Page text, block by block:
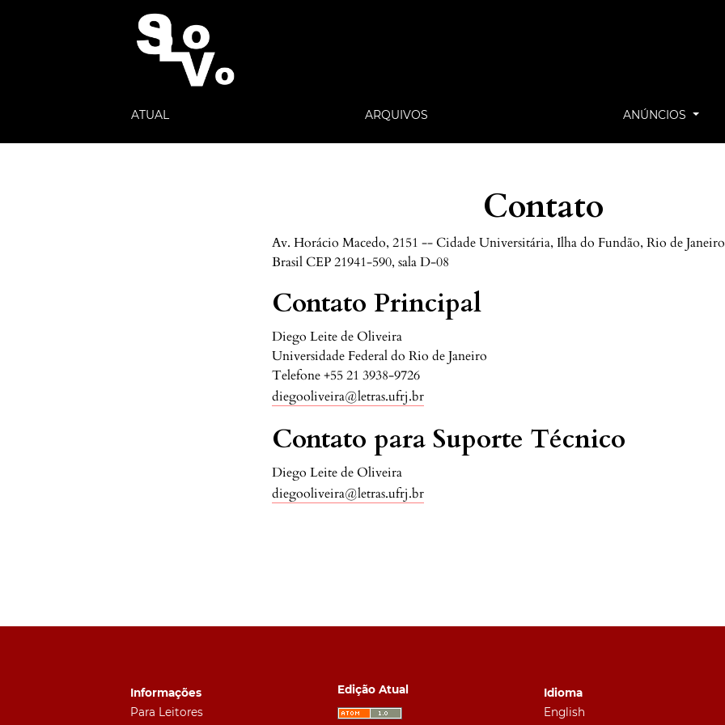
ATUAL ARQUIVOS ANÚNCIOS
Contato
Av. Horácio Macedo, 2151 -- Cidade Universitária, Ilha do Fundão, Rio de
Brasil CEP 21941-590, sala D-08
Contato Principal
Diego Leite de Oliveira
Universidade Federal do Rio de Janeiro
Telefone+55 21 3938-9726
diegooliveira@letras.ufrj.br
Contato para Suporte Técnico
Diego Leite de Oliveira
diegooliveira@letras.ufrj.br
Informações
Para Leitores
Edição Atual
Idioma
English